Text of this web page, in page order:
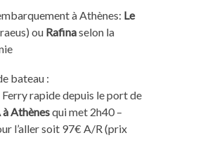
à Athènes: Le
ou Rafinaselon la
bateau :
Ferry rapide depuis le port de
Athènesqui met 2h40 –
l’aller soit 97€ A/R (prix